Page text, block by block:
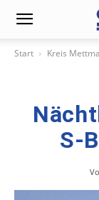
Start Kreis
S-